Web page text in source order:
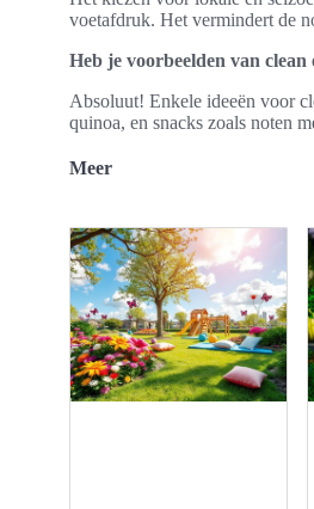
voetafdruk. Het vermindert de
Heb je voorbeelden van clean
Absoluut! Enkele ideeën voor
quinoa, en snacks zoals noten
Meer